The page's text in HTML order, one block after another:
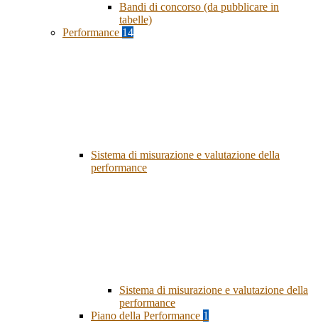
Bandi di concorso (da pubblicare in
tabelle)
Performance 14
Sistema di misurazione e valutazione della
performance
Sistema di misurazione e valutazione della
performance
Piano della Performance 1